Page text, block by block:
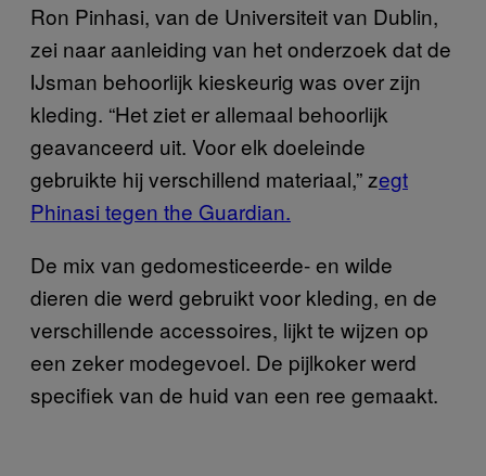
Ron Pinhasi, van de Universiteit van Dublin,
zei naar aanleiding van het onderzoek dat de
IJsman behoorlijk kieskeurig was over zijn
kleding. “Het ziet er allemaal behoorlijk
geavanceerd uit. Voor elk doeleinde
gebruikte hij verschillend materiaal,” zegt
Phinasi tegen the Guardian.
De mix van gedomesticeerde- en wilde
dieren die werd gebruikt voor kleding, en de
verschillende accessoires, lijkt te wijzen op
een zeker modegevoel. De pijlkoker werd
specifiek van de huid van een ree gemaakt.